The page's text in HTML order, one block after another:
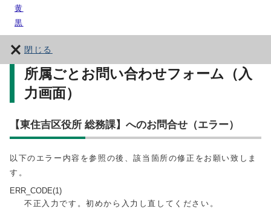
黄
黒
閉じる
所属ごとお問い合わせフォーム（入
力画面）
【東住吉区役所 総務課】へのお問合せ（エラー）
以下のエラー内容を参照の後、該当箇所の修正をお願い致しま
す。
ERR_CODE(1)
不正入力です。初めから入力し直してください。